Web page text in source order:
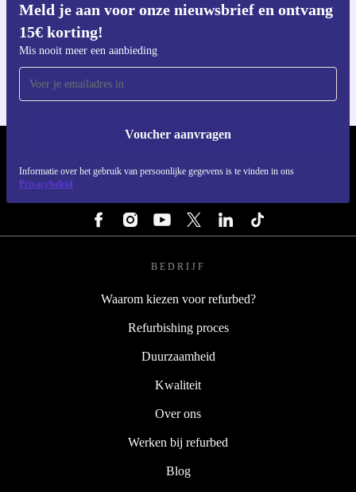
Meld je aan voor onze nieuwsbrief en ontvang
15€ korting!
Mis nooit meer een aanbieding
Voucher aanvragen
Informatie over het gebruik van persoonlijke gegevens is te vinden in ons
Privacybeleid
Voor iOS en Android
BEDRIJF
Waarom kiezen voor refurbed?
Refurbishing proces
Duurzaamheid
Kwaliteit
Over ons
Werken bij refurbed
Blog